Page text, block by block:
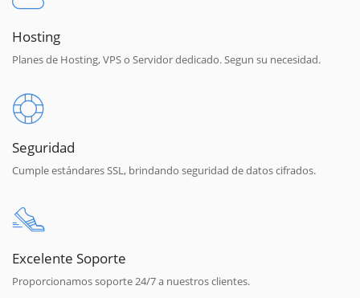
Hosting
Planes de Hosting, VPS o Servidor dedicado. Segun su necesidad.
Seguridad
Cumple estándares SSL, brindando seguridad de datos cifrados.
Excelente Soporte
Proporcionamos soporte 24/7 a nuestros clientes.